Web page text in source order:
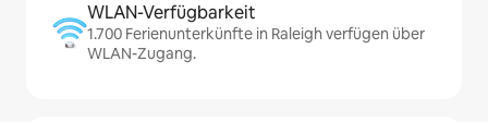
WLAN-Verfügbarkeit
1.700 Ferienunterkünfte in Raleigh verfügen über
WLAN-Zugang.